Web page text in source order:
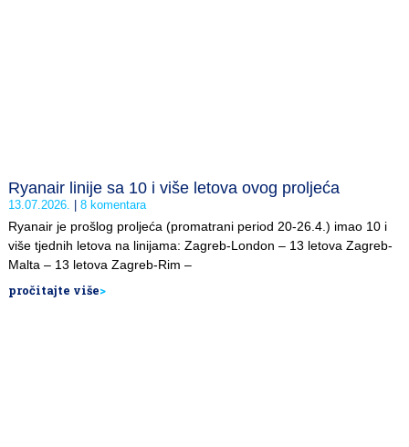
Ryanair linije sa 10 i više letova ovog proljeća
13.07.2026. 8 komentara
Ryanair je prošlog proljeća (promatrani period 20-26.4.) imao 10 i
više tjednih letova na linijama: Zagreb-London – 13 letova Zagreb-
Malta – 13 letova Zagreb-Rim –
pročitajte više>